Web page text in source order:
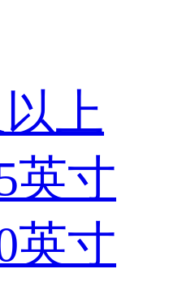
上
英寸
英寸